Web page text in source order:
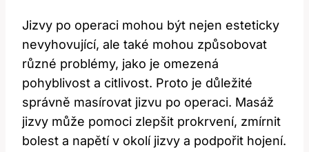
Jizvy po operaci mohou být nejen esteticky
nevyhovující, ale také mohou způsobovat
různé problémy, jako je omezená
pohyblivost a citlivost. Proto je důležité
správně masírovat jizvu po operaci. Masáž
jizvy může pomoci zlepšit prokrvení, zmírnit
bolest a napětí v okolí jizvy a podpořit hojení.